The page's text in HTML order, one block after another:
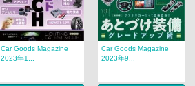
Car Goods Magazine
2023年1...
Car Goods Magazine
2023年9...